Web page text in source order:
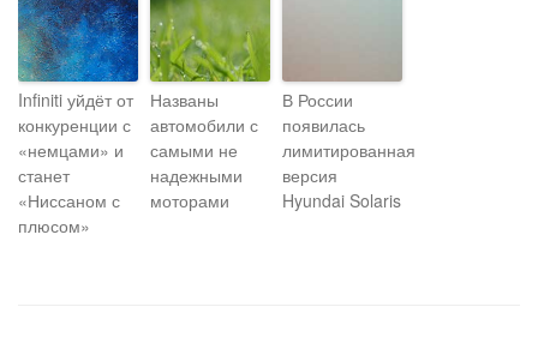
Infiniti уйдёт от
конкуренции с
«немцами» и
станет
«Ниссаном с
плюсом»
Названы
автомобили с
самыми не
надежными
моторами
В России
появилась
лимитированная
версия
Hyundai Solaris